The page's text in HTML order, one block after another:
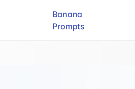
Banana
Prompts